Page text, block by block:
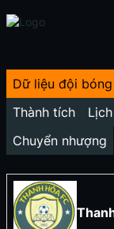
Dữ liệu đội bóng
Thành tích
Chuyển nhượng